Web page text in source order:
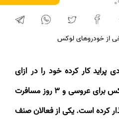
پراید کار کرده خود را در ازای
برای عروسی و۳روز مسافرت
کرده است. یکی از فعالان صنف